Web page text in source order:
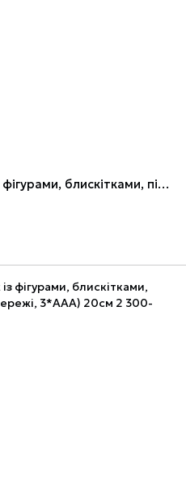
Нічник Різдвяий будинок з фігурами, блискітками, підсвічуванням та музикою (від мережі, 3*AAA) 20см 1